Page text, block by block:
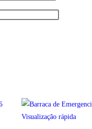
Visualização rápida